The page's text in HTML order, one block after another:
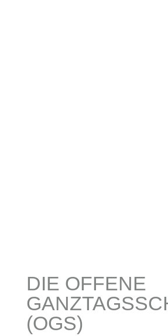
DIE OFFENE
(OGS)